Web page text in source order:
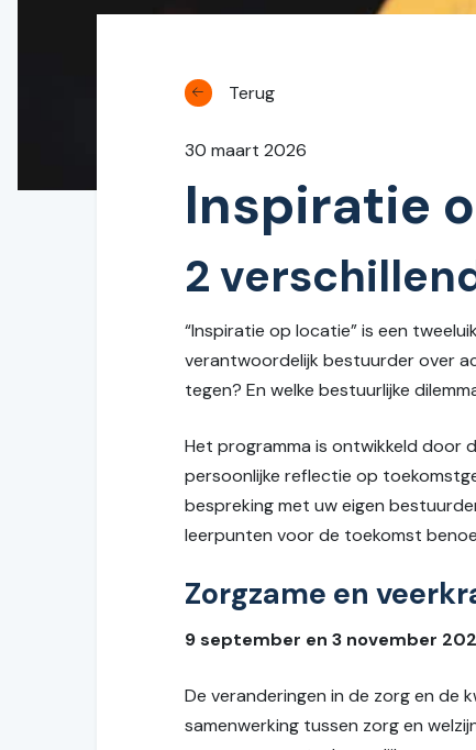
Terug
30 maart 2026
Inspiratie
2
“Inspiratie op locatie” is een
verantwoordelijk bestuurder over
tegen? En welke bestuurlijke
Het programma is ontwikkeld door
persoonlijke reflectie op
bespreking met uw eigen
leerpunten voor de toekomst
Zorgzame en
9 september en 3 november
De veranderingen in de zorg en de
samenwerking tussen zorg en